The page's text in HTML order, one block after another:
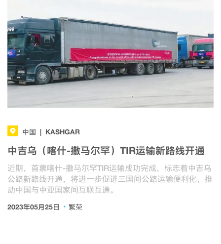
中国 KASHGAR
中吉乌（喀什-撒马尔罕）TIR运输新路线开通
近期，首票喀什-撒马尔罕TIR运输成功完成，标志着中吉乌
公路新路线开通，将进一步促进三国间公路运输便利化，推
动中国与中亚国家间互联互通。
2023年05月25日 · 繁荣